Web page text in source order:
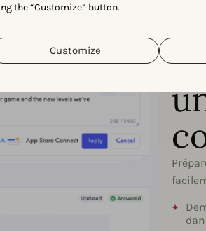
the “Customize” button.
Customize